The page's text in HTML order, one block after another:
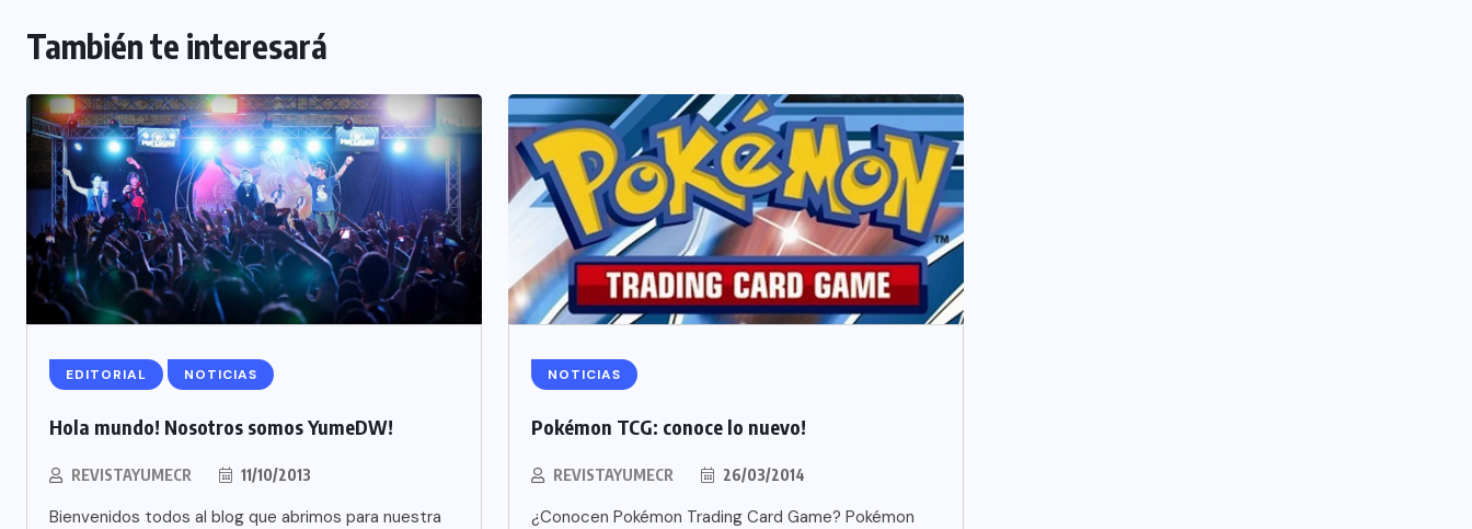
También te interesará
EDITORIAL NOTICIAS
Hola mundo! Nosotros somos YumeDW!
REVISTAYUMECR 11/10/2013
Bienvenidos todos al blog que abrimos para nuestra
NOTICIAS
Pokémon TCG: conoce lo nuevo!
REVISTAYUMECR 26/03/2014
¿Conocen Pokémon Trading Card Game? Pokémon